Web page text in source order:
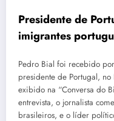
Presidente de
imigrantes
Pedro Bial foi recebido por
presidente de Portugal,
exibido na “Conversa do
entrevista, o jornalista
brasileiros, e o líder